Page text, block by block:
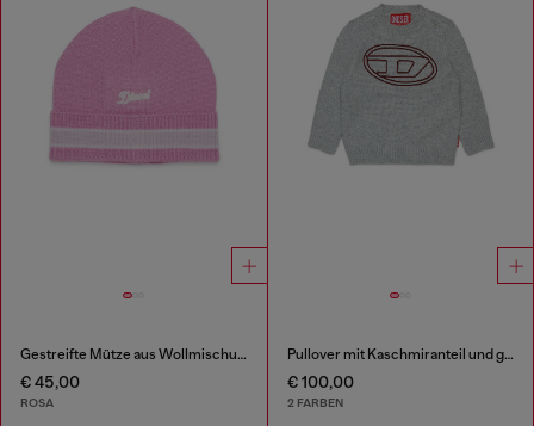
Gestreifte Mütze aus Wollmischung
€ 45,00
ROSA
Pullover mit Kaschmiranteil und großem Oval D
€ 100,00
2 FARBEN